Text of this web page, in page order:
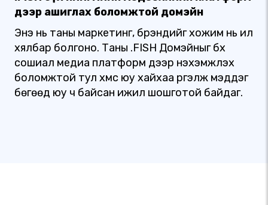
дээр ашиглах боломжтой домэйн
Энэ нь таны маркетинг, брэндийг хожим нь илүү
хялбар болгоно. Таны .FISH Домэйныг бүх
сошиал медиа платформ дээр нэхэмжлэх
боломжтой тул хүмүүс юу хайхаа үргэлж мэддэг
бөгөөд юу ч байсан ижил шошготой байдаг.